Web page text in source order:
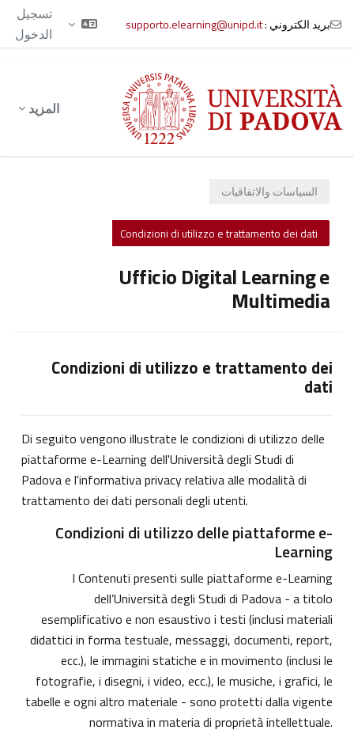
بريد الكتروني :supporto.elearning@unipd.it
تسجيل
الدخول
المزيد
السياسات والاتفاقيات
Condizioni di utilizzo e trattamento dei dati
Ufficio Digital Learning e
Multimedia
Condizioni di utilizzo e trattamento dei
dati
Di seguito vengono illustrate le condizioni di utilizzo delle
piattaforme e-Learning dell'Università degli Studi di
Padova e l'informativa privacy relativa alle modalità di
trattamento dei dati personali degli utenti.
Condizioni di utilizzo delle piattaforme e-
Learning
I Contenuti presenti sulle piattaforme e-Learning
dell’Università degli Studi di Padova - a titolo
esemplificativo e non esaustivo i testi (inclusi materiali
didattici in forma testuale, messaggi, documenti, report,
ecc.), le immagini statiche e in movimento (inclusi le
fotografie, i disegni, i video, ecc.), le musiche, i grafici, le
tabelle e ogni altro materiale - sono protetti dalla vigente
normativa in materia di proprietà intellettuale.